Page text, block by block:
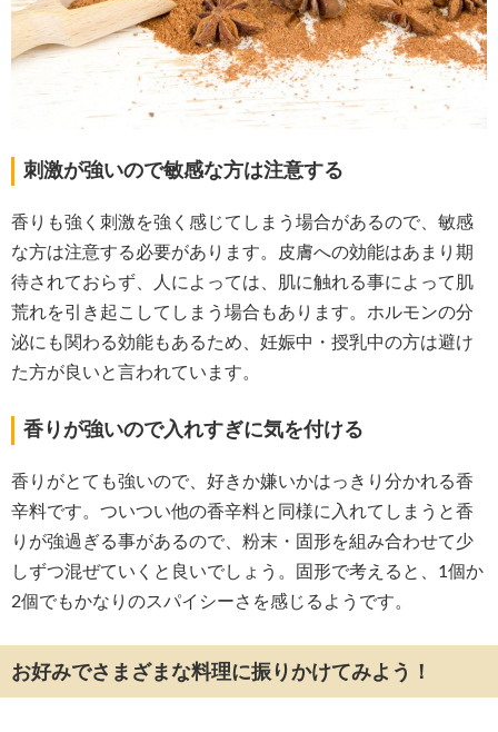
刺激が強いので敏感な方は注意する
香りも強く刺激を強く感じてしまう場合があるので、敏感
な方は注意する必要があります。皮膚への効能はあまり期
待されておらず、人によっては、肌に触れる事によって肌
荒れを引き起こしてしまう場合もあります。ホルモンの分
泌にも関わる効能もあるため、妊娠中・授乳中の方は避け
た方が良いと言われています。
香りが強いので入れすぎに気を付ける
香りがとても強いので、好きか嫌いかはっきり分かれる香
辛料です。ついつい他の香辛料と同様に入れてしまうと香
りが強過ぎる事があるので、粉末・固形を組み合わせて少
しずつ混ぜていくと良いでしょう。固形で考えると、1個か
2個でもかなりのスパイシーさを感じるようです。
お好みでさまざまな料理に振りかけてみよう！